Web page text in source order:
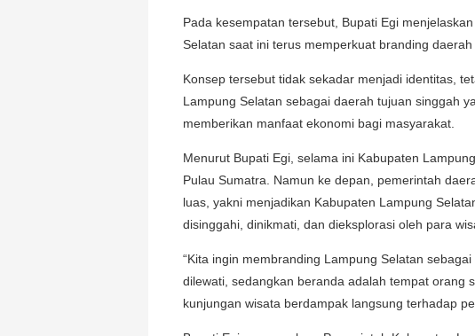
Pada kesempatan tersebut, Bupati Egi
Selatan saat ini terus memperkuat branding
Konsep tersebut tidak sekadar menjadi identitas,
Lampung Selatan sebagai daerah tujuan singgah
memberikan manfaat ekonomi bagi masyarakat.
Menurut Bupati Egi, selama ini Kabupaten
Pulau Sumatra. Namun ke depan, pemerintah
luas, yakni menjadikan Kabupaten Lampung
disinggahi, dinikmati, dan dieksplorasi oleh para
“Kita ingin membranding Lampung Selatan
dilewati, sedangkan beranda adalah tempat orang
kunjungan wisata berdampak langsung terhadap